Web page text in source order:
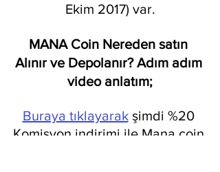
Ekim 2017) var.
MANA Coin Nereden satın
Alınır ve Depolanır? Adım adım
video anlatım;
Buraya tıklayarak şimdi %20
Komisyon indirimi ile Mana coin